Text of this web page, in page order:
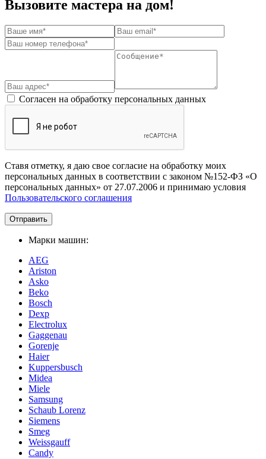
Вызовите мастера на дом!
Согласен на обработку персональных данных
Ставя отметку, я даю свое согласие на обработку моих
персональных данных в соответствии с законом №152-ФЗ «О
персональных данных» от 27.07.2006 и принимаю условия
Пользовательского соглашения
Отправить
Марки машин:
AEG
Ariston
Asko
Beko
Bosch
Dexp
Electrolux
Gaggenau
Gorenje
Haier
Kuppersbusch
Midea
Miele
Samsung
Schaub Lorenz
Siemens
Smeg
Weissgauff
Сandy